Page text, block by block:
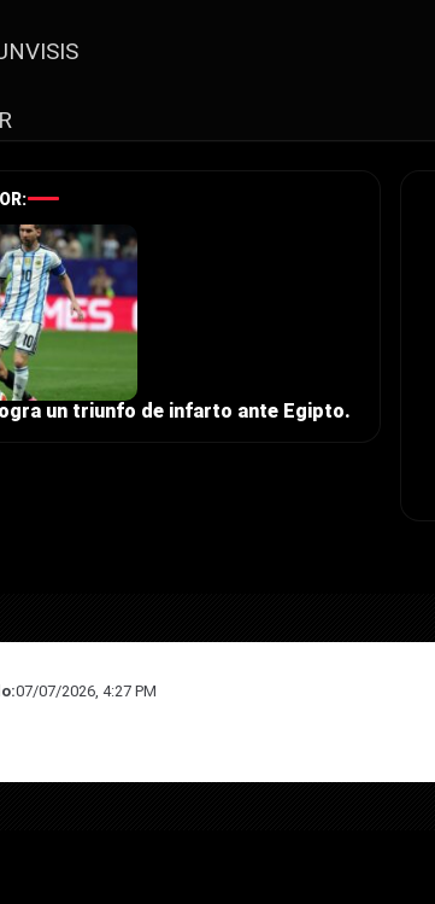
un triunfo de infarto ante Egipto.
07/07/2026, 4:27 PM